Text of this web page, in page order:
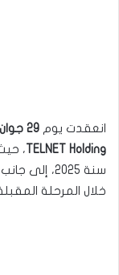
انعقدت يوم 29 جوان 2026
TELNET Holding،
سنة 2025،
خلال المرحلة